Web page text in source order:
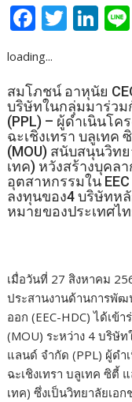
F
e
b
o
o
k
T
er
Li
e
dI
n
loading...
สมโภชน์ อาหุนัย
บริษัทในกลุ่มมาร่วม
(PPL) – ผู้ดำเนินโ
ฉะเชิงเทรา บลูเทค
(MOU) สนับสนุนวิท
เทค) หวังสร้างบุคล
อุตสาหกรรมใน
ลงทุนของ4 บริษัทห
หมายของประเทศไ
เมื่อวันที่ 27 สิงหาคม
ประสานงานด้านการพั
ออก (EEC-HDC) ได้เข้
(MOU) ระหว่าง 4 บริษั
แลนด์ จำกัด (PPL) ผู้ดำ
ฉะเชิงเทรา บลูเทค ซิตี้
เทค) ซึ่งเป็นวิทยาลัยเ